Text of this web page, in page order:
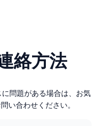
絡方法
問題がある場合は、お気
い合わせください。